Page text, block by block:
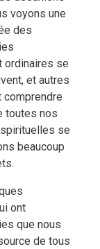
voyons une
des
ordinaires se
et autres
toutes nos
se
beaucoup
ont
que nous
de tous